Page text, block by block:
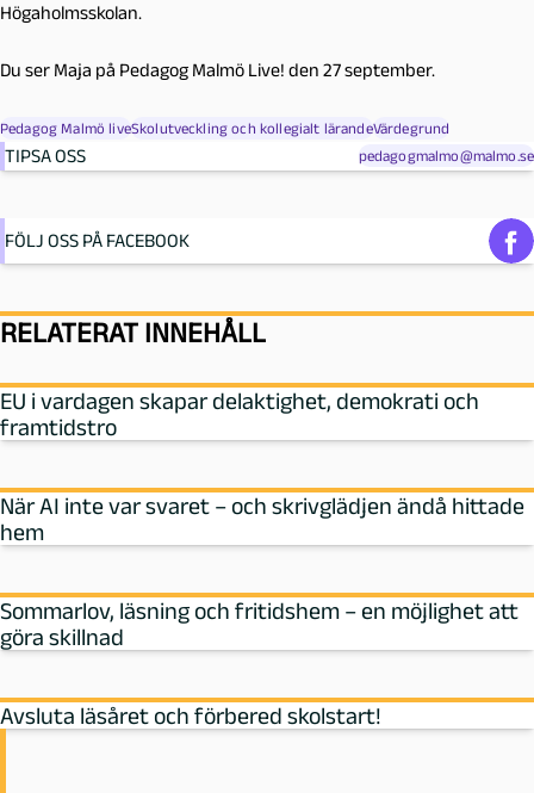
Högaholmsskolan.
Du ser Maja på Pedagog Malmö Live! den 27 september.
Pedagog Malmö liveSkolutveckling och kollegialt lärandeVärdegrund
TIPSA OSS pedagogmalmo@malmo.se
FÖLJ OSS PÅ FACEBOOK
RELATERAT INNEHÅLL
EU i vardagen skapar delaktighet, demokrati och
framtidstro
När AI inte var svaret – och skrivglädjen ändå hittade
hem
Sommarlov, läsning och fritidshem – en möjlighet att
göra skillnad
Avsluta läsåret och förbered skolstart!